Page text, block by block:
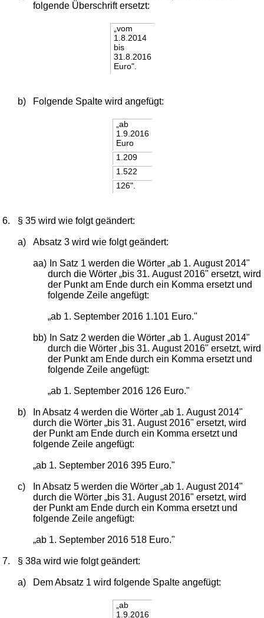
folgende Überschrift ersetzt:
„vom
1.8.2014
bis
31.8.2016
Euro".
b) Folgende Spalte wird angefügt:
„ab
1.9.2016
Euro
1.209
1.522
126".
6. § 35 wird wie folgt geändert:
a) Absatz 3 wird wie folgt geändert:
aa)
In Satz 1 werden die Wörter „ab 1. August 2014"
durch die Wörter „bis 31. August 2016" ersetzt, wird
der Punkt am Ende durch ein Komma ersetzt und
folgende Zeile angefügt:
„ab 1. September 2016 1.101 Euro."
bb)
In Satz 2 werden die Wörter „ab 1. August 2014"
durch die Wörter „bis 31. August 2016" ersetzt, wird
der Punkt am Ende durch ein Komma ersetzt und
folgende Zeile angefügt:
„ab 1. September 2016 126 Euro."
b)
In Absatz 4 werden die Wörter „ab 1. August 2014"
durch die Wörter „bis 31. August 2016" ersetzt, wird
der Punkt am Ende durch ein Komma ersetzt und
folgende Zeile angefügt:
„ab 1. September 2016 395 Euro."
c)
In Absatz 5 werden die Wörter „ab 1. August 2014"
durch die Wörter „bis 31. August 2016" ersetzt, wird
der Punkt am Ende durch ein Komma ersetzt und
folgende Zeile angefügt:
„ab 1. September 2016 518 Euro."
7. § 38a wird wie folgt geändert:
a) Dem Absatz 1 wird folgende Spalte angefügt:
„ab
1.9.2016